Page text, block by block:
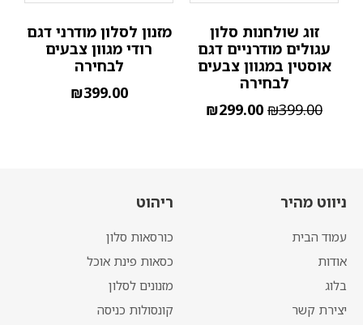
זוג שולחנות סלון
עגולים מודרניים דגם
אוסטין במגוון צבעים
לבחירה
₪399.00
₪299.00
מזנון לסלון מודרני דגם
רודי מגוון צבעים
לבחירה
₪399.00
ניווט מהיר
עמוד הבית
אודות
בלוג
יצירת קשר
ריהוט
כורסאות סלון
כסאות פינת אוכל
מזנונים לסלון
קונסולות כניסה